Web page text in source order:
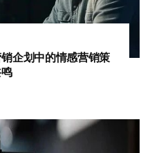
企划中的情感营销策